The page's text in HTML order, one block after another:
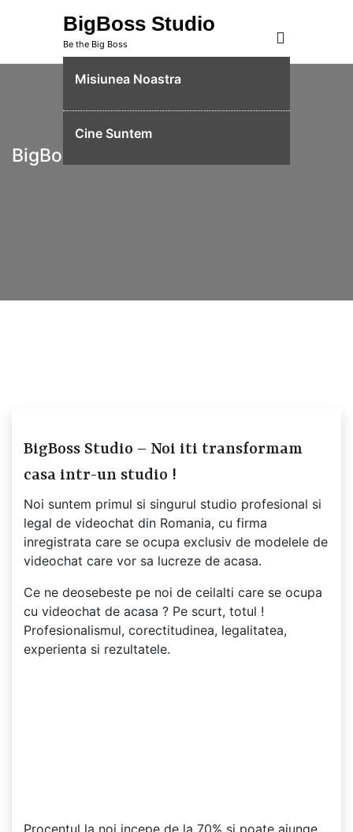
BigBoss Studio
Be the Big Boss
Misiunea Noastra
Cine Suntem
BigBoss Studio
BigBoss Studio – Noi iti transformam
casa intr-un studio !
Noi suntem primul si singurul studio profesional si
legal de videochat din Romania, cu firma
inregistrata care se ocupa exclusiv de modelele de
videochat care vor sa lucreze de acasa.
Ce ne deosebeste pe noi de ceilalti care se ocupa
cu videochat de acasa ? Pe scurt, totul !
Profesionalismul, corectitudinea, legalitatea,
experienta si rezultatele.
Procentul la noi incepe de la 70% si poate ajunge